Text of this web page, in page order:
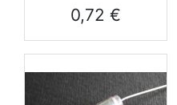
Prix
0,72 €